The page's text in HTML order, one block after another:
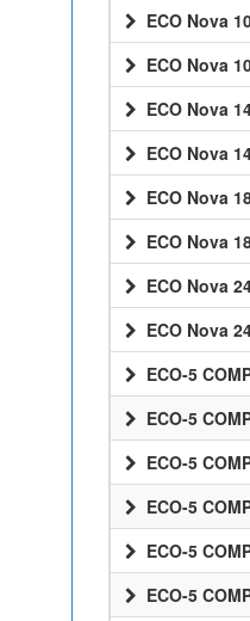
ECO Nova
ECO Nova
ECO Nova
ECO Nova
ECO Nova
ECO Nova
ECO Nova
ECO Nova
ECO-5
ECO-5
ECO-5
ECO-5
ECO-5
ECO-5